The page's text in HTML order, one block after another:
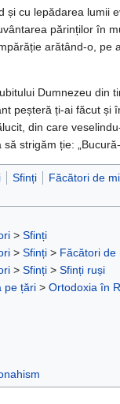
și cu lepădarea lumii
părinților în
arătând-o, pe
Dumnezeu din
peșteră ți-ai făcut
din care
strigăm ție:
Sfinți Făcători de
> Sfinți
> Sfinți > Făcători de
> Sfinți > Sfinți ruși
pe țări > Ortodoxia în